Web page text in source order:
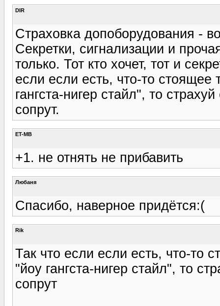
DIR
Страховка допоборудования -
Секретки, сигнализации и
только. Тот кто хочет, тот и
если если есть, что-то
гангста-нигер стайл", то
сопрут.
ET-MB
+1. не отнять не прибавить
Любаня
Спасибо, наверное придётся:(
Rik
Так что если если есть, что-то
"йоу гангста-нигер стайл", то
сопрут